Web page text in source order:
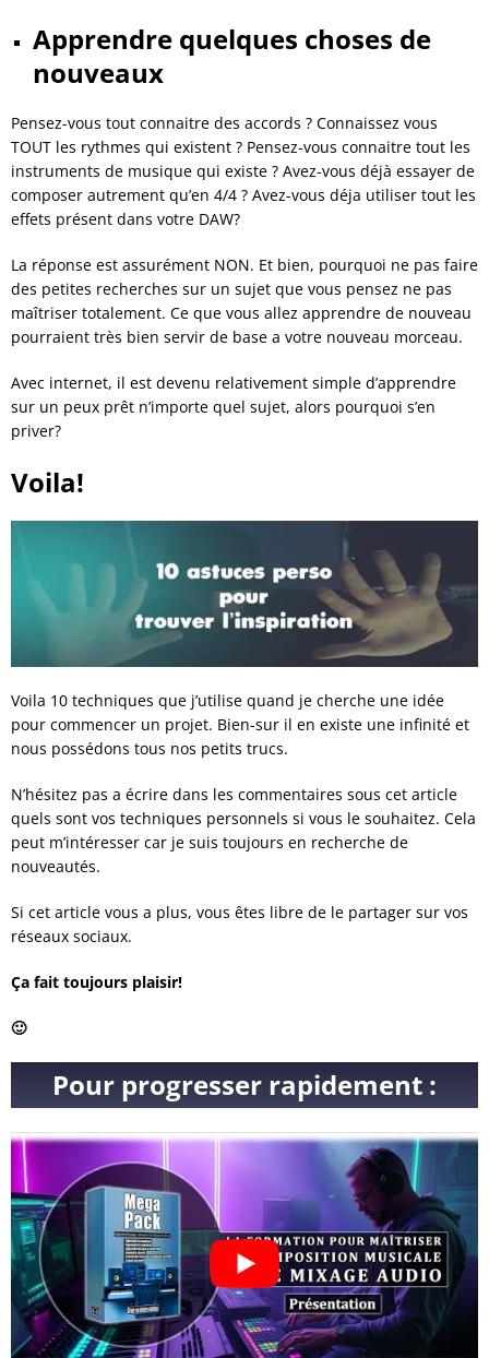
Apprendre quelques choses de
nouveaux
Pensez-vous tout connaitre des accords ? Connaissez vous
TOUT les rythmes qui existent ? Pensez-vous connaitre tout les
instruments de musique qui existe ? Avez-vous déjà essayer de
composer autrement qu’en 4/4 ? Avez-vous déja utiliser tout les
effets présent dans votre DAW?
La réponse est assurément NON. Et bien, pourquoi ne pas faire
des petites recherches sur un sujet que vous pensez ne pas
maîtriser totalement. Ce que vous allez apprendre de nouveau
pourraient très bien servir de base a votre nouveau morceau.
Avec internet, il est devenu relativement simple d’apprendre
sur un peux prêt n’importe quel sujet, alors pourquoi s’en
priver?
Voila!
Voila 10 techniques que j’utilise quand je cherche une idée
pour commencer un projet. Bien-sur il en existe une infinité et
nous possédons tous nos petits trucs.
N’hésitez pas a écrire dans les commentaires sous cet article
quels sont vos techniques personnels si vous le souhaitez. Cela
peut m’intéresser car je suis toujours en recherche de
nouveautés.
Si cet article vous a plus, vous êtes libre de le partager sur vos
réseaux sociaux.
Ça fait toujours plaisir!
🙂
Pour progresser rapidement :